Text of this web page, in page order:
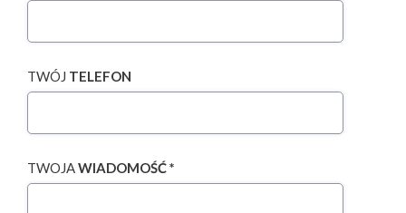
TWÓJ TELEFON
TWOJAWIADOMOŚĆ *